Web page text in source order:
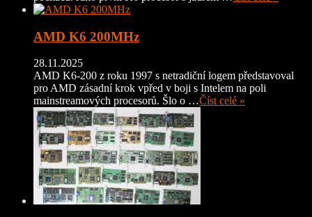
AMD K6 200MHz
28.11.2025
AMD K6-200 z roku 1997 s netradiční logem představoval
pro AMD zásadní krok vpřed v boji s Intelem na poli
mainstreamových procesorů. Šlo o …Číst celé »